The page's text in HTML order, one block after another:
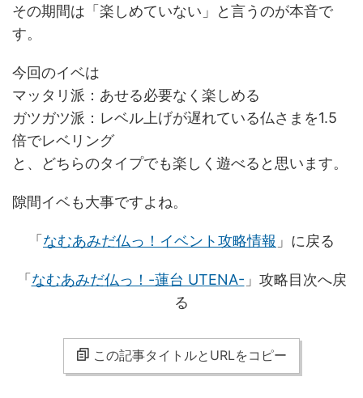
その期間は「楽しめていない」と言うのが本音で
す。
今回のイベは
マッタリ派：あせる必要なく楽しめる
ガツガツ派：レベル上げが遅れている仏さまを1.5
倍でレベリング
と、どちらのタイプでも楽しく遊べると思います。
隙間イベも大事ですよね。
「なむあみだ仏っ！イベント攻略情報 」に戻る
「なむあみだ仏っ！-蓮台 UTENA- 」攻略目次へ戻
る
この記事タイトルとURLをコピー